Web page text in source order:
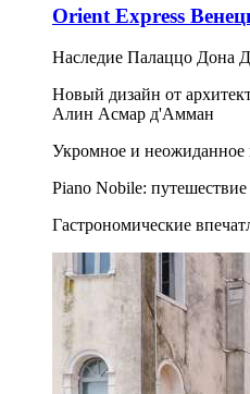
Orient Express
Наследие Палаццо Дона
Новый дизайн от
Алин Асмар д'Амман
Укромное и неожиданное
Piano Nobile: путешествие
Гастрономические